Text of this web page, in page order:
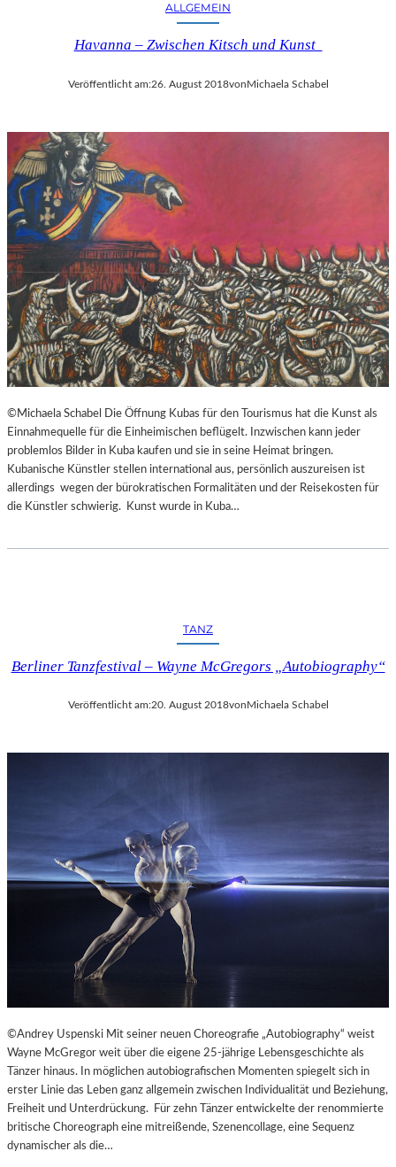
ALLGEMEIN
Havanna – Zwischen Kitsch und Kunst
Veröffentlicht am:26. August 2018vonMichaela Schabel
©Michaela Schabel Die Öffnung Kubas für den Tourismus hat die Kunst als
Einnahmequelle für die Einheimischen beflügelt. Inzwischen kann jeder
problemlos Bilder in Kuba kaufen und sie in seine Heimat bringen.
Kubanische Künstler stellen international aus, persönlich auszureisen ist
allerdings wegen der bürokratischen Formalitäten und der Reisekosten für
die Künstler schwierig. Kunst wurde in Kuba…
TANZ
Berliner Tanzfestival – Wayne McGregors „Autobiography“
Veröffentlicht am:20. August 2018vonMichaela Schabel
©Andrey Uspenski Mit seiner neuen Choreografie „Autobiography“ weist
Wayne McGregor weit über die eigene 25-jährige Lebensgeschichte als
Tänzer hinaus. In möglichen autobiografischen Momenten spiegelt sich in
erster Linie das Leben ganz allgemein zwischen Individualität und Beziehung,
Freiheit und Unterdrückung. Für zehn Tänzer entwickelte der renommierte
britische Choreograph eine mitreißende, Szenencollage, eine Sequenz
dynamischer als die…